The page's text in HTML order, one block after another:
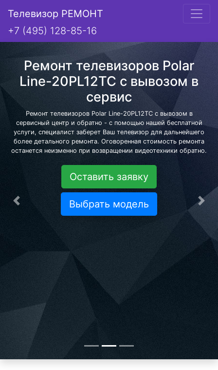
Телевизор РЕМОНТ
+7 (495) 128-85-16
Ремонт телевизоров Polar
Line-20PL12TC с вывозом в
сервис
Ремонт телевизоров Polar Line-20PL12TC с вывозом в
сервисный центр и обратно - с помощью нашей бесплатной
услуги, специалист заберет Ваш телевизор для дальнейшего
более детального ремонта. Оговоренная стоимость ремонта
останется неизменно при возвращении видеотехники обратно.
Оставить заявку
Выбрать модель
Предыдущая